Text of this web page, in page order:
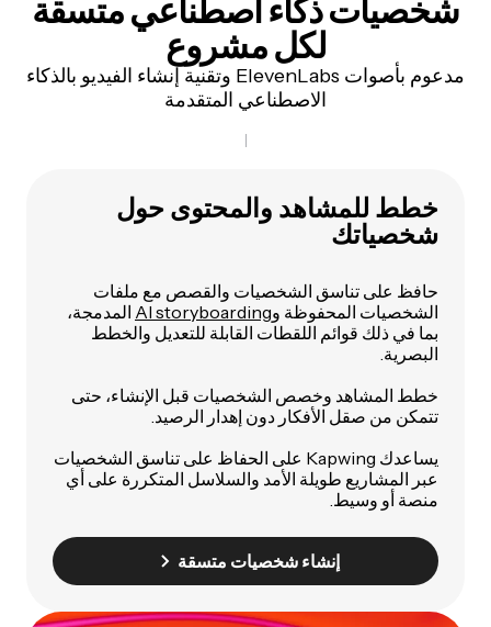
شخصيات ذكاء اصطناعي متسقة
لكل مشروع
مدعوم بأصوات ElevenLabs وتقنية إنشاء الفيديو بالذكاء
الاصطناعي المتقدمة
خطط للمشاهد والمحتوى حول
شخصياتك
حافظ على تناسق الشخصيات والقصص مع ملفات
الشخصيات المحفوظة وAI storyboarding المدمجة،
بما في ذلك قوائم اللقطات القابلة للتعديل والخطط
البصرية.
خطط المشاهد وخصص الشخصيات قبل الإنشاء، حتى
تتمكن من صقل الأفكار دون إهدار الرصيد.
يساعدك Kapwing على الحفاظ على تناسق الشخصيات
عبر المشاريع طويلة الأمد والسلاسل المتكررة على أي
منصة أو وسيط.
إنشاء شخصيات متسقة